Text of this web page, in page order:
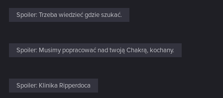
Spoiler: Trzeba wiedzieć gdzie szukać.
Spoiler: Musimy popracować nad twoją Chakrą, kochany.
Spoiler: Klinika Ripperdoca